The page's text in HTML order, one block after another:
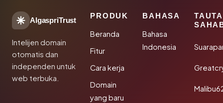
AlgaspriTrust
Intelijen domain
otomatis dan
independen untuk
web terbuka.
PRODUK
Beranda
Fitur
Cara kerja
Domain
yang baru
BAHASA
Bahasa
Indonesia